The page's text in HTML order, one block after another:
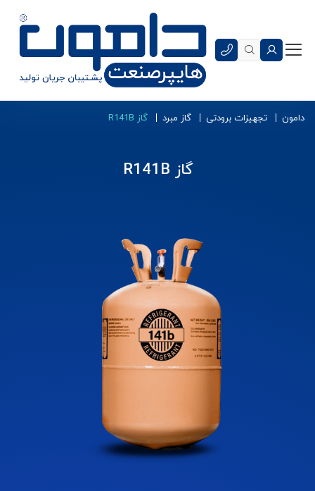
دامون تجهیزات برودتی گاز مبرد گاز R141B
گاز R141B